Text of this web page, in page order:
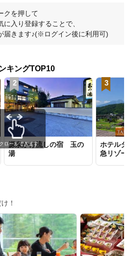
クを押して
に入り登録することで、
届きます♪(※ログイン後に利用可)
キングTOP10
2
源泉かけ流しの宿 玉の
湯
3
ホテル
急リゾ
ロールできます
！